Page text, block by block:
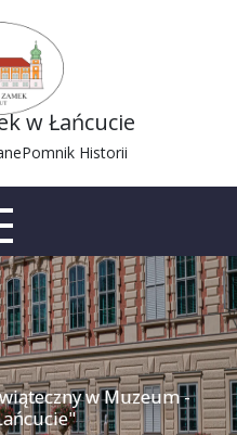
w Łańcucie
Pomnik Historii
w Muzeum -